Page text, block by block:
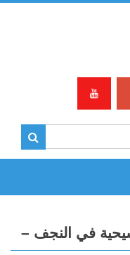
في النجف –